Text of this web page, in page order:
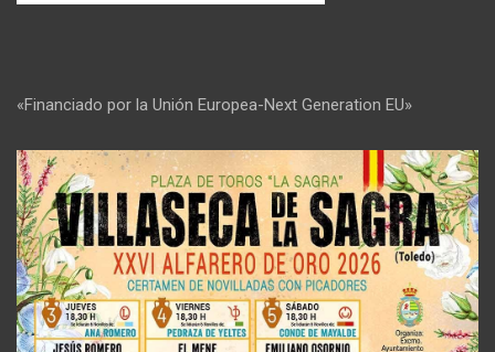
«Financiado por la Unión Europea-Next Generation EU»